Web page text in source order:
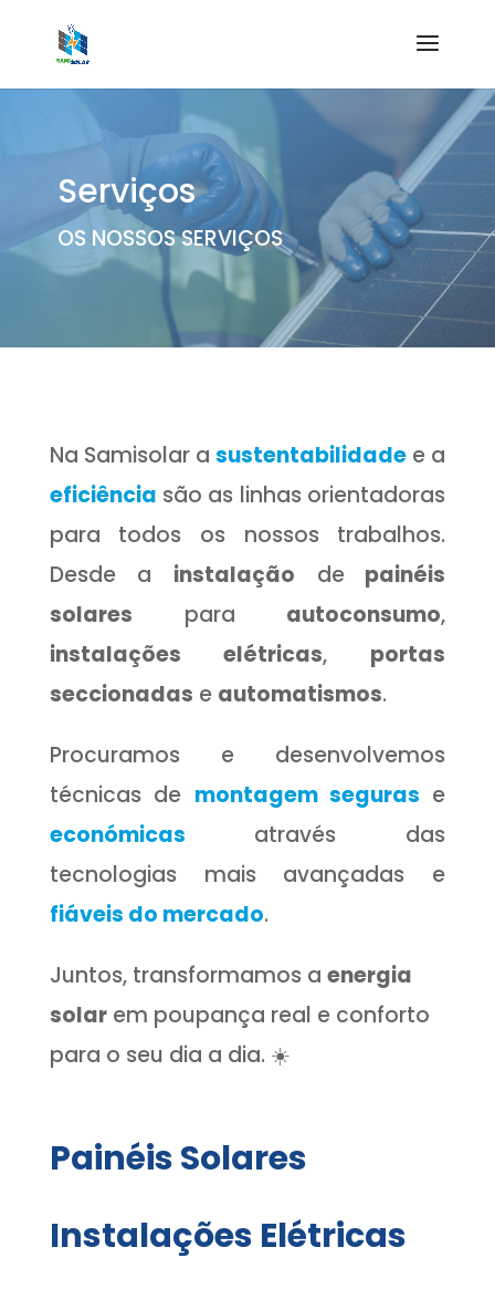
Serviços
OS NOSSOS SERVIÇOS
Na Samisolar asustentabilidade e a
eficiência são as linhas orientadoras
para todos os nossos trabalhos.
Desde a instalação depainéis
solares para autoconsumo,
instalações elétricas, portas
seccionadas e automatismos.
Procuramos e desenvolvemos
técnicas de montagem seguras e
económicas através das
tecnologias mais avançadas e
fiáveis do mercado.
Juntos, transformamos a energia
solarem poupança real e conforto
para o seu dia a dia. ☀️
Painéis Solares
Instalações Elétricas